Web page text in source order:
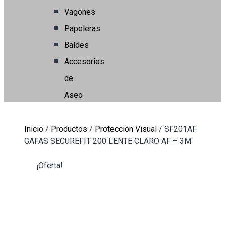
Vagones
Papeleras
Baldes
Accesorios
de
Aseo
Inicio / Productos / Protección Visual / SF201AF
GAFAS SECUREFIT 200 LENTE CLARO AF – 3M
¡Oferta!